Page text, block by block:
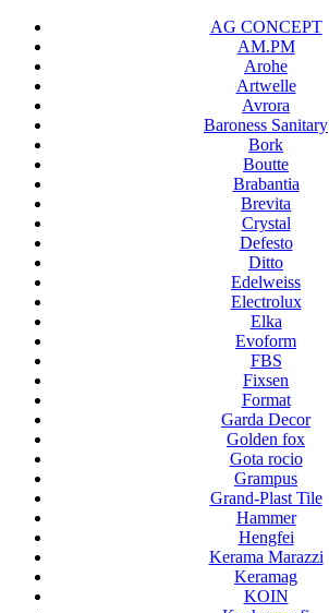
AG CONCEPT
AM.PM
Arohe
Artwelle
Avrora
Baroness Sanitary
Bork
Boutte
Brabantia
Brevita
Crystal
Defesto
Ditto
Edelweiss
Electrolux
Elka
Evoform
FBS
Fixsen
Format
Garda Decor
Golden fox
Gota rocio
Grampus
Grand-Plast Tile
Hammer
Hengfei
Kerama Marazzi
Keramag
KOIN